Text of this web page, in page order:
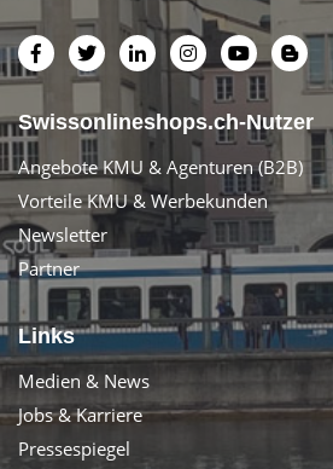
Swissonlineshops.ch-Nutzer
Angebote KMU & Agenturen (B2B)
Vorteile KMU & Werbekunden
Newsletter
Partner
Links
Medien & News
Jobs & Karriere
Pressespiegel